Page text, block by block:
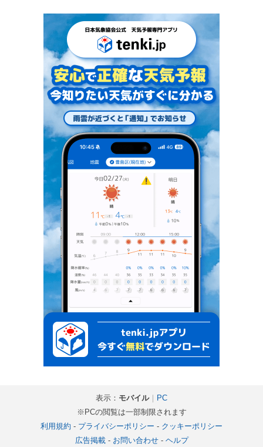
表示： モバイル｜ PC
※PCの閲覧は一部制限されます
利用規約 - プライバシーポリシー - クッキーポリシー
広告掲載- お問い合わせ- ヘルプ